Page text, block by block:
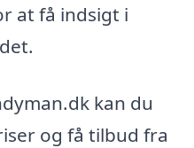
at få indsigt i
kan du
og få tilbud fra